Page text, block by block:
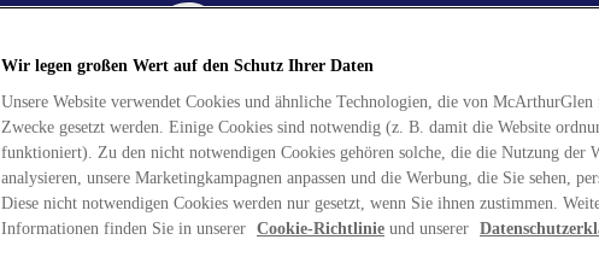
Wir legen großen Wert auf den Schutz Ihrer Daten
Unsere Website verwendet Cookies und ähnliche Technologien, die von McArthurGlen
Zwecke gesetzt werden. Einige Cookies sind notwendig (z. B. damit die Website
funktioniert). Zu den nicht notwendigen Cookies gehören solche, die die Nutzung der
analysieren, unsere Marketingkampagnen anpassen und die Werbung, die Sie sehen,
Diese nicht notwendigen Cookies werden nur gesetzt, wenn Sie ihnen zustimmen.
Informationen finden Sie in unserer Cookie-Richtlinie und unserer